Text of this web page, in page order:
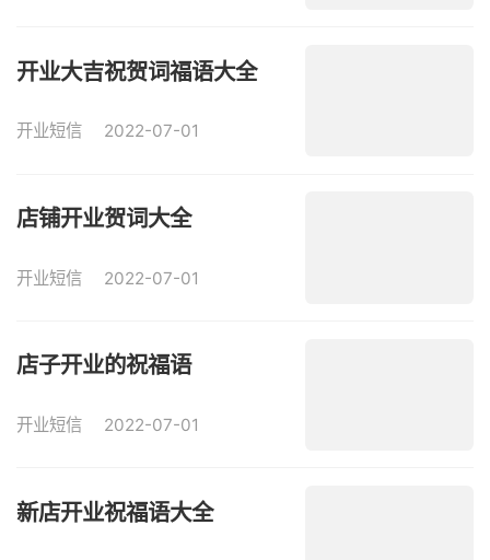
开业大吉祝贺词福语大全
开业短信 2022-07-01
店铺开业贺词大全
开业短信 2022-07-01
店子开业的祝福语
开业短信 2022-07-01
新店开业祝福语大全